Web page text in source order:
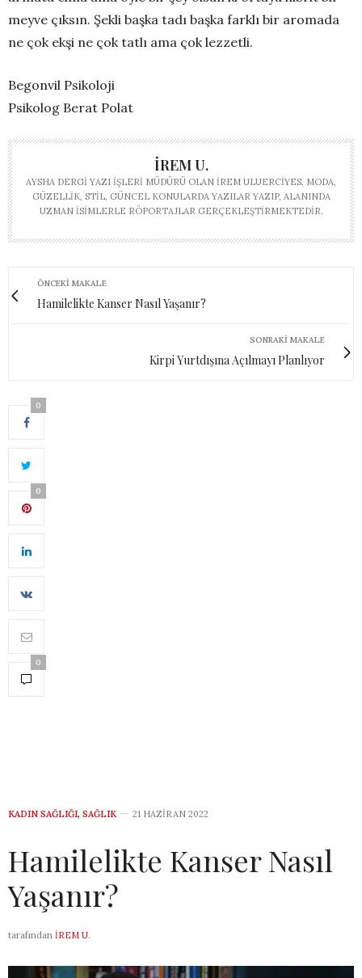
meyve çıksın. Şekli başka tadı başka farklı bir aromada
ne çok ekşi ne çok tatlı ama çok lezzetli.
Begonvil Psikoloji
Psikolog Berat Polat
İREM U.
AYSHA DERGI YAZI İŞLERI MÜDÜRÜ OLAN İREM ULUERCIYES, MODA,
GÜZELLIK, STIL, GÜNCEL KONULARDA YAZILAR YAZIP, ALANINDA
UZMAN ISIMLERLE RÖPORTAJLAR GERÇEKLEŞTIRMEKTEDIR.
ÖNCEKI MAKALE
Hamilelikte Kanser Nasıl Yaşanır?
SONRAKI MAKALE
Kirpi Yurtdışına Açılmayı Planlıyor
0
0
0
KADIN SAĞLIĞI, SAĞLIK 21 HAZIRAN 2022
Hamilelikte Kanser Nasıl
Yaşanır?
tarafından İREM U.